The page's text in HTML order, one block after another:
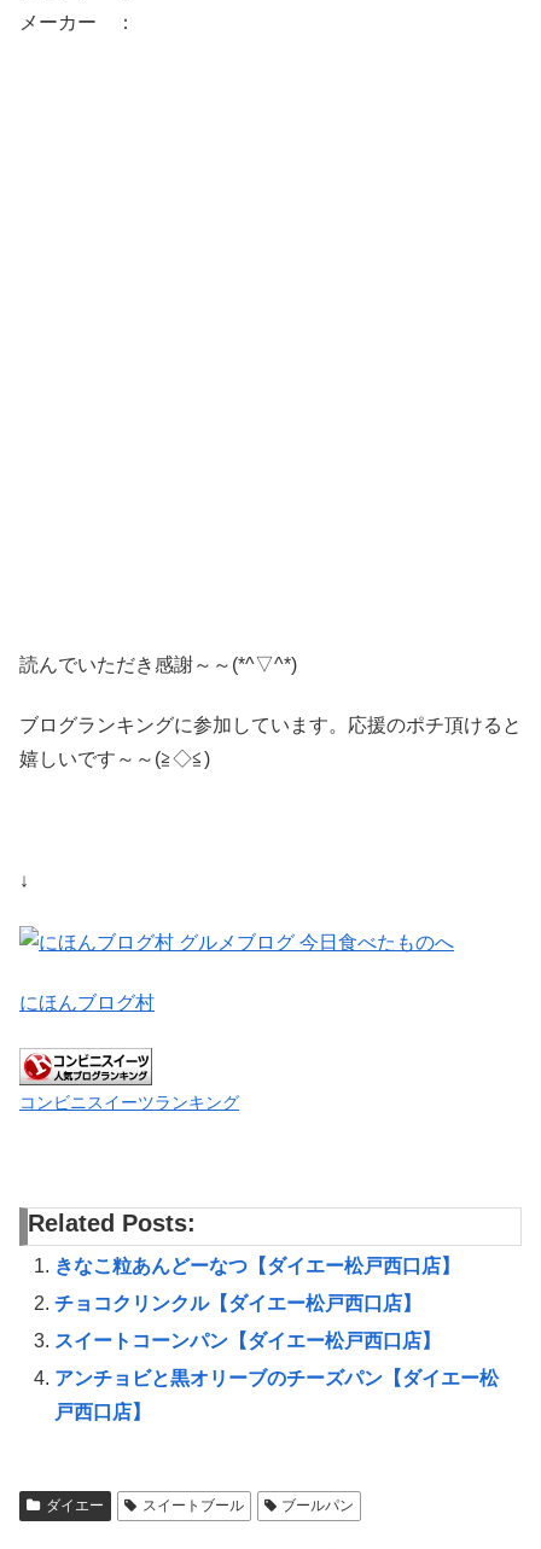
メーカー ：
読んでいただき感謝～～(*^▽^*)
ブログランキングに参加しています。応援のポチ頂けると
嬉しいです～～(≧◇≦)
↓
にほんブログ村
コンビニスイーツランキング
Related Posts:
きなこ粒あんどーなつ【ダイエー松戸西口店】
チョコクリンクル【ダイエー松戸西口店】
スイートコーンパン【ダイエー松戸西口店】
アンチョビと黒オリーブのチーズパン【ダイエー松
戸西口店】
ダイエー スイートブール ブールパン